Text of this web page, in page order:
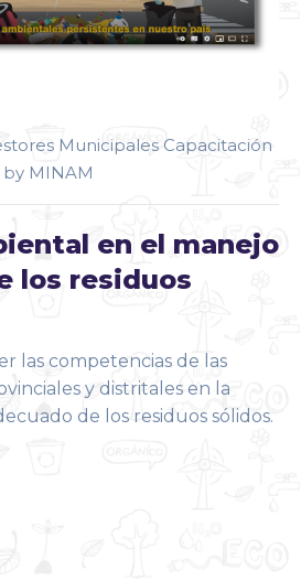
Municipales Capacitación
by MINAM
en el manejo
los residuos
las competencias de las
y distritales en la
de los residuos sólidos.